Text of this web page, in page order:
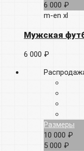
6 000 ₽
m-en xl
Мужская
6 000 ₽
Размеры
10 000 ₽
5 000 ₽